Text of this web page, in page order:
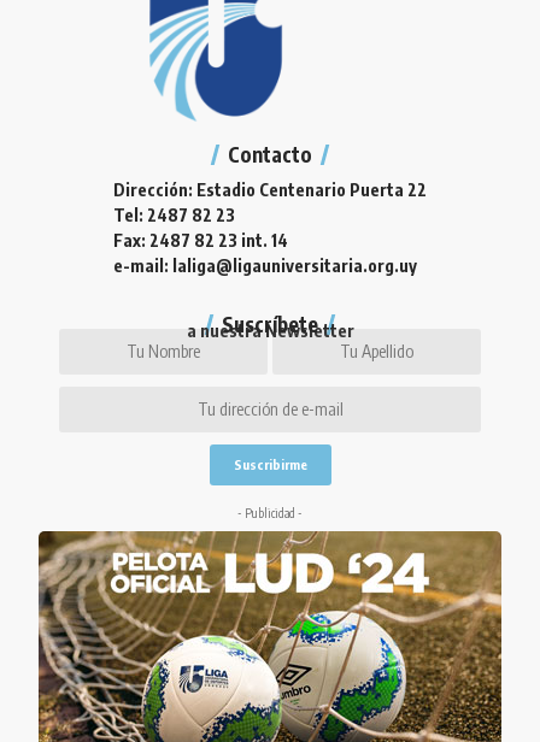
Contacto
Dirección: Estadio Centenario Puerta 22
Tel: 2487 82 23
Fax: 2487 82 23 int. 14
e-mail: laliga@ligauniversitaria.org.uy
Suscríbete
a nuestra Newsletter
- Publicidad -